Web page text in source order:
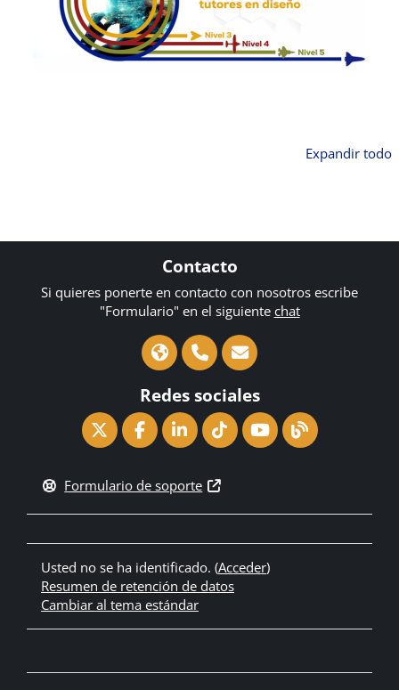
Expandir todo
Contacto
Si quieres ponerte en contacto con nosotros escribe
"Formulario" en el siguiente chat
Redes sociales
Formulario de soporte
Usted no se ha identificado. (Acceder)
Resumen de retención de datos
Cambiar al tema estándar